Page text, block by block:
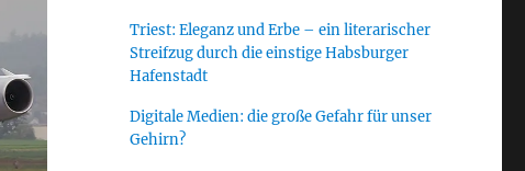
Triest: Eleganz und Erbe – ein literarischer
Streifzug durch die einstige Habsburger
Hafenstadt
Digitale Medien: die große Gefahr für unser
Gehirn?